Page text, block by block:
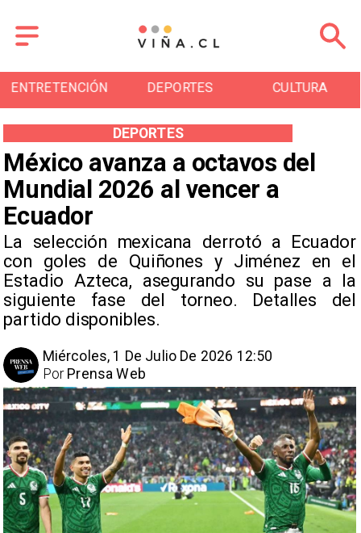
ENTRETENCIÓN DEPORTES CULTURA
México avanza a octavos del
Mundial 2026 al vencer a
Ecuador
La selección mexicana derrotó a Ecuador
con goles de Quiñones y Jiménez en el
Estadio Azteca, asegurando su pase a la
siguiente fase del torneo. Detalles del
partido disponibles.
DEPORTES
Miércoles, 1 De Julio De 2026 12:50
Prensa Web
Por